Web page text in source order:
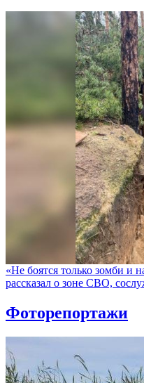
«Не боятся только зомби и
рассказал о зоне СВО,
Фоторепортажи